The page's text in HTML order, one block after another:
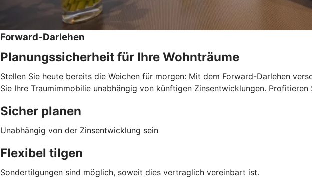
Forward-Darlehen
Planungssicherheit für Ihre Wohnträume
Stellen Sie heute bereits die Weichen für morgen: Mit dem Forward-Darlehen
Sie Ihre Traumimmobilie unabhängig von künftigen Zinsentwicklungen.
Sicher planen
Unabhängig von der Zinsentwicklung sein
Flexibel tilgen
Sondertilgungen sind möglich, soweit dies vertraglich vereinbart ist.